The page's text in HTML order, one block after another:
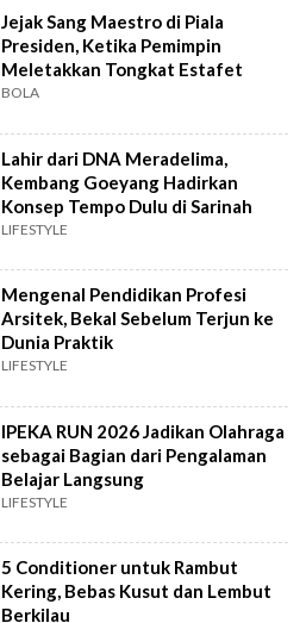
Jejak Sang Maestro di Piala
Presiden, Ketika Pemimpin
Meletakkan Tongkat Estafet
BOLA
Lahir dari DNA Meradelima,
Kembang Goeyang Hadirkan
Konsep Tempo Dulu di Sarinah
LIFESTYLE
Mengenal Pendidikan Profesi
Arsitek, Bekal Sebelum Terjun ke
Dunia Praktik
LIFESTYLE
IPEKA RUN 2026 Jadikan Olahraga
sebagai Bagian dari Pengalaman
Belajar Langsung
LIFESTYLE
5 Conditioner untuk Rambut
Kering, Bebas Kusut dan Lembut
Berkilau